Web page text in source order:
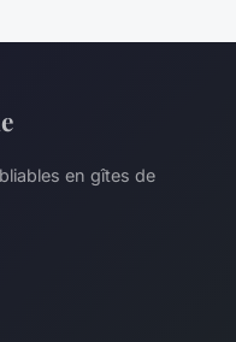
en gîtes de